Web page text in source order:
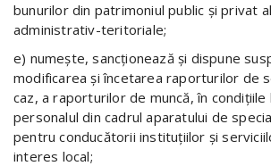
bunurilor din patrimoniul public şi privat
administrativ-teritoriale;
e) numeşte, sancţionează şi dispune
modificarea şi încetarea raporturilor de
caz, a raporturilor de muncă, în
personalul din cadrul aparatului de
pentru conducătorii instituţiilor şi
interes local;